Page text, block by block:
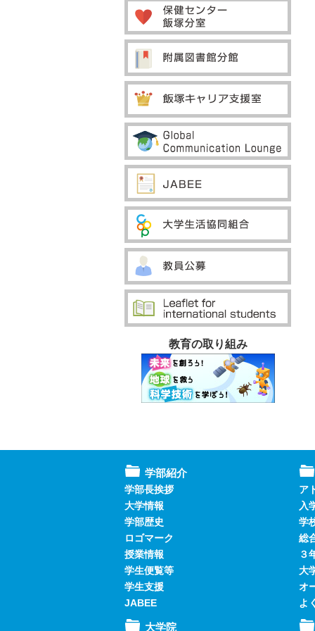
教育の取り組み
学部紹介
学部長挨拶
大学情報
学部歴史
ロゴマーク
授業情報
学生便覧等
学生支援
JABEE
大学院
ア
入
学
総
３
大
オ
よ